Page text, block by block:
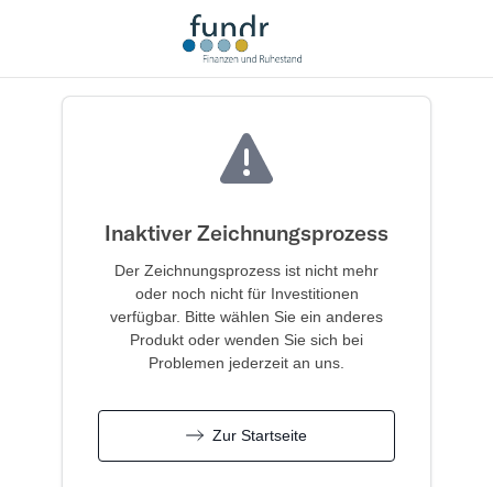
Inaktiver Zeichnungsprozess
Der Zeichnungsprozess ist nicht mehr
oder noch nicht für Investitionen
verfügbar. Bitte wählen Sie ein anderes
Produkt oder wenden Sie sich bei
Problemen jederzeit an uns.
Zur Startseite